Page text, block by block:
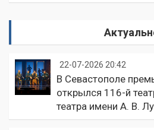
22-07-2026 20:42
В Севастополе
открылся 116-й
театра имени А. В.